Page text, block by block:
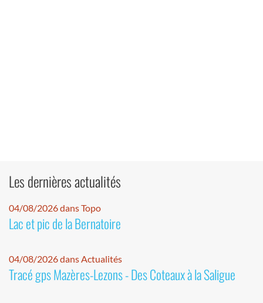
Les dernières actualités
04/08/2026 dans Topo
Lac et pic de la Bernatoire
04/08/2026 dans Actualités
Tracé gps Mazères-Lezons - Des Coteaux à la Saligue